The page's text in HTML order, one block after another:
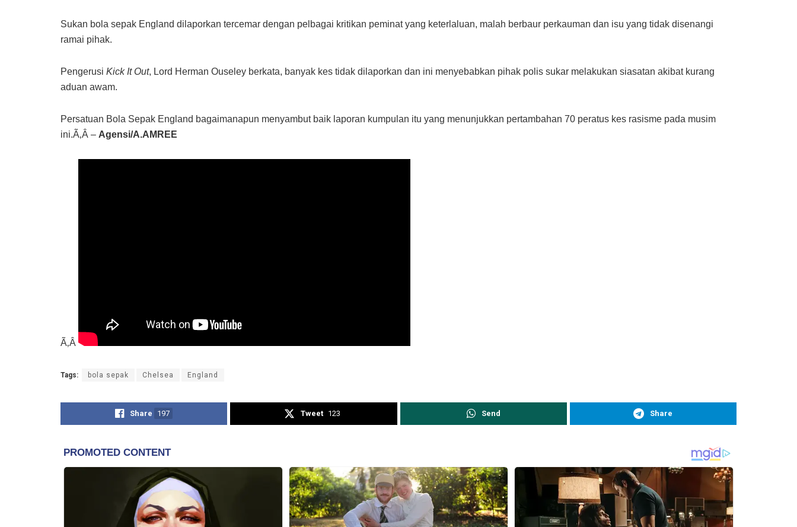
Sukan bola sepak England dilaporkan tercemar dengan pelbagai kritikan peminat yang keterlaluan, malah berbaur perkauman dan isu yang tidak disenangi
ramai pihak.
Pengerusi Kick It Out, Lord Herman Ouseley berkata, banyak kes tidak dilaporkan dan ini menyebabkan pihak polis sukar melakukan siasatan akibat kurang
aduan awam.
Persatuan Bola Sepak England bagaimanapun menyambut baik laporan kumpulan itu yang menunjukkan pertambahan 70 peratus kes rasisme pada musim
ini.Ã‚Â – Agensi/A.AMREE
Ã‚Â
Tags: bola sepak Chelsea England
Share 197 Tweet 123 Send Share